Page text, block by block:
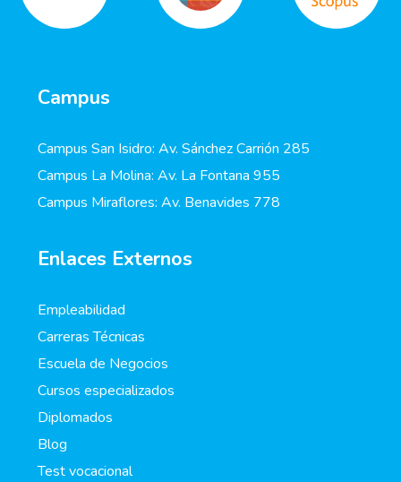
Campus
Campus San Isidro: Av. Sánchez Carrión 285
Campus La Molina: Av. La Fontana 955
Campus Miraflores: Av. Benavides 778
Enlaces Externos
Empleabilidad
Carreras Técnicas
Escuela de Negocios
Cursos especializados
Diplomados
Blog
Test vocacional